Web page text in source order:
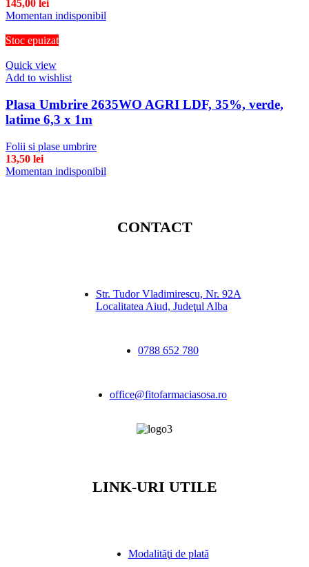
145,00 lei
Momentan indisponibil
Stoc epuizat
Quick view
Add to wishlist
Plasa Umbrire 2635WO AGRI LDF, 35%, verde,
latime 6,3 x 1m
Folii si plase umbrire
13,50 lei
Momentan indisponibil
CONTACT
Str. Tudor Vladimirescu, Nr. 92A
Localitatea Aiud, Judeţul Alba
0788 652 780
office@fitofarmaciasosa.ro
LINK-URI UTILE
Modalităţi de plată